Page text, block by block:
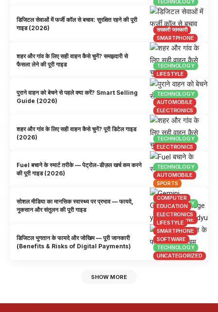
TECHNOLOGY
सरकारी जानकारी
SMARTPHONE
डिजिटल सेवाओं में फर्जी कॉल से बचाव: सुरक्षित रहने की पूरी
गाइड (2026)
TECHNOLOGY
LIFESTYLE
शहर और गांव के लिए सही वाहन कैसे चुनें? समझदारी से
फैसला लेने की पूरी गाइड
TECHNOLOGY
AUTOMOBILE
ELECTRONICS
पुराने वाहन को बेचने से पहले क्या करें? Smart Selling
Guide (2026)
TECHNOLOGY
ELECTRONICS
शहर और गांव के लिए सही वाहन कैसे चुनें? पूरी डिटेल गाइड
(2026)
TECHNOLOGY
AUTOMOBILE
SPORTS
Fuel बचाने के स्मार्ट तरीके — पेट्रोल-डीज़ल खर्च कम करने
की पूरी गाइड (2026)
TECHNOLOGY
COMPUTER
SMARTPHONE
सोशल मीडिया का मानसिक स्वास्थ्य पर प्रभाव — फायदे,
नुकसान और संतुलन की पूरी गाइड
COMPUTER
EDUCATION
ELECTRONICS
LIFESTYLE
SMARTPHONE
SOFTWARE
TECHNOLOGY
UNCATEGORIZED
डिजिटल भुगतान के फायदे और जोखिम — पूरी जानकारी
(Benefits & Risks of Digital Payments)
SHOW MORE